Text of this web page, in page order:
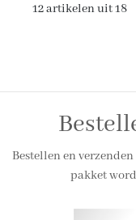
12 artikelen uit 18
Bestellen en
pakket